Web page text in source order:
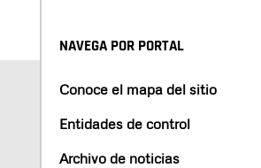
NAVEGA POR PORTAL
Conoce el mapa del sitio
Entidades de control
Archivo de noticias